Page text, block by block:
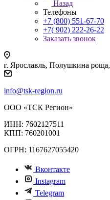
Назад
Телефоны
+7 (800) 551-67-70
+7( 902) 222-26-22
Заказать звонок
г. Ярославль, Полушкина
info@tsk-region.ru
ООО «ТСК Регион»
ИНН: 7602127511
КПП: 760201001
ОГРН: 1167627055420
Вконтакте
Instagram
Telegram